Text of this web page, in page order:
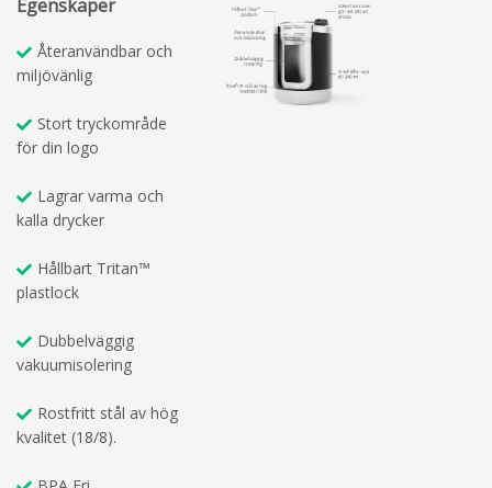
Egenskaper
Återanvändbar och
miljövänlig
Stort tryckområde
för din logo
Lagrar varma och
kalla drycker
Hållbart Tritan™
plastlock
Dubbelväggig
vakuumisolering
Rostfritt stål av hög
kvalitet (18/8).